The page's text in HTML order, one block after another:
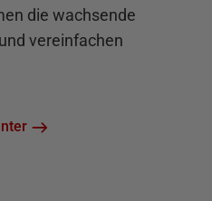
die wachsende
vereinfachen